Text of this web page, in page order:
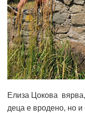
Елиза Цокова
деца е вродено, но и